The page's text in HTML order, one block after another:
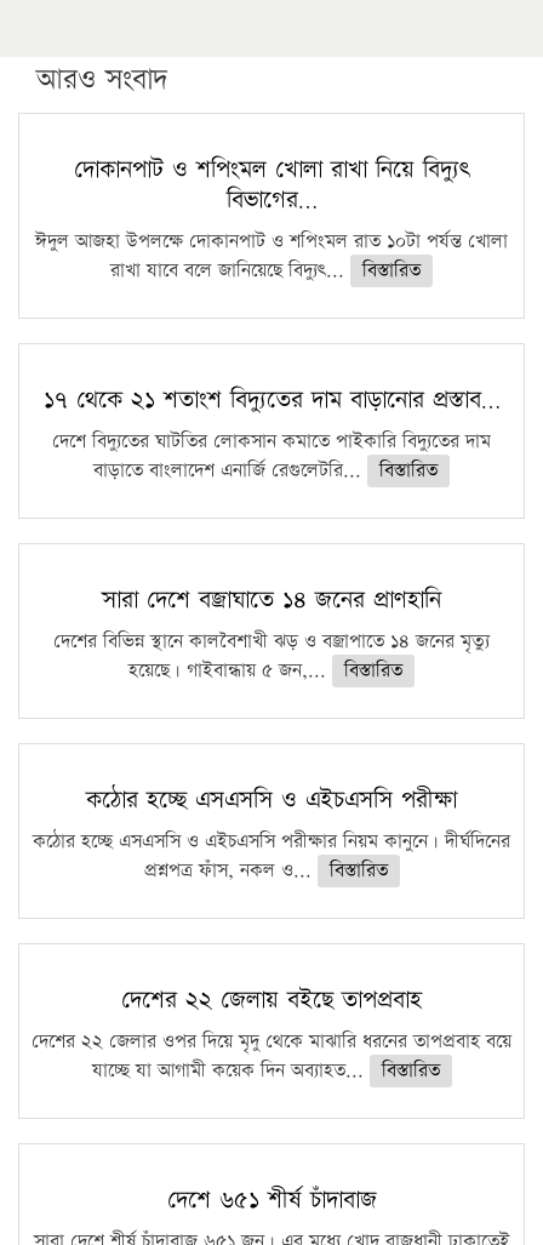
পিএইচডি করছেন কুয়েটের কৃতি…
সারা দেশে বজ্রাঘাতে ১৪ জনের প্রাণহানি
কঠোর হচ্ছে এসএসসি ও এইচএসসি পরীক্ষা
ফরিদগঞ্জে আগুনে পুড়লো ৬ ব্যবসা প্রতিষ্ঠান
আরও সংবাদ
দোকানপাট ও শপিংমল খোলা রাখা নিয়ে বিদ্যুৎ
বিভাগের…
ঈদুল আজহা উপলক্ষে দোকানপাট ও শপিংমল রাত ১০টা পর্যন্ত খোলা
রাখা যাবে বলে জানিয়েছে বিদ্যুৎ...
বিস্তারিত
১৭ থেকে ২১ শতাংশ বিদ্যুতের দাম বাড়ানোর প্রস্তাব…
দেশে বিদ্যুতের ঘাটতির লোকসান কমাতে পাইকারি বিদ্যুতের দাম
বাড়াতে বাংলাদেশ এনার্জি রেগুলেটরি...
বিস্তারিত
সারা দেশে বজ্রাঘাতে ১৪ জনের প্রাণহানি
দেশের বিভিন্ন স্থানে কালবৈশাখী ঝড় ও বজ্রাপাতে ১৪ জনের মৃত্যু
হয়েছে। গাইবান্ধায় ৫ জন,...
বিস্তারিত
কঠোর হচ্ছে এসএসসি ও এইচএসসি পরীক্ষা
কঠোর হচ্ছে এসএসসি ও এইচএসসি পরীক্ষার নিয়ম কানুনে। দীর্ঘদিনের
প্রশ্নপত্র ফাঁস, নকল ও...
বিস্তারিত
দেশের ২২ জেলায় বইছে তাপপ্রবাহ
দেশের ২২ জেলার ওপর দিয়ে মৃদু থেকে মাঝারি ধরনের তাপপ্রবাহ বয়ে
যাচ্ছে যা আগামী কয়েক দিন অব্যাহত...
বিস্তারিত
দেশে ৬৫১ শীর্ষ চাঁদাবাজ